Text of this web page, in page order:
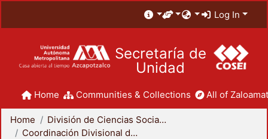
Log In
Secretaría de
Unidad
Home Communities & Collections All of
Home
División de Ciencias Sociales y Humanidades
Coordinación Divisional de Posgrado